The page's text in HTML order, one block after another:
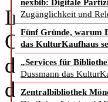
nexbib: Digitale
Zugänglichkeit und
Fünf Gründe, warum
das KulturKaufhaus
„Services für
Dussmann das
Zentralbibliothek
In unserer
Open
das
die Kitodo